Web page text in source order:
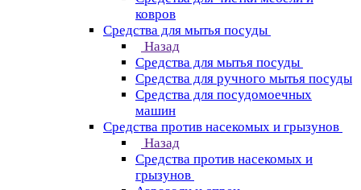
ковров
Средства для мытья посуды
Назад
Средства для мытья посуды
Средства для ручного мытья посуды
Средства для посудомоечных
машин
Средства против насекомых и грызунов
Назад
Средства против насекомых и
грызунов